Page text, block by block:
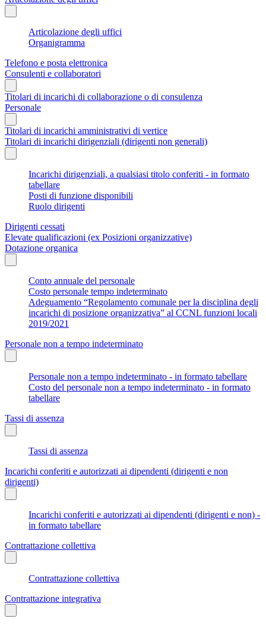
Articolazione degli uffici
Organigramma
Telefono e posta elettronica
Consulenti e collaboratori
Titolari di incarichi di collaborazione o di consulenza
Personale
Titolari di incarichi amministrativi di vertice
Titolari di incarichi dirigenziali (dirigenti non generali)
Incarichi dirigenziali, a qualsiasi titolo conferiti - in formato
tabellare
Posti di funzione disponibili
Ruolo dirigenti
Dirigenti cessati
Elevate qualificazioni (ex Posizioni organizzative)
Dotazione organica
Conto annuale del personale
Costo personale tempo indeterminato
Adeguamento “Regolamento comunale per la disciplina degli
incarichi di posizione organizzativa” al CCNL funzioni locali
2019/2021
Personale non a tempo indeterminato
Personale non a tempo indeterminato - in formato tabellare
Costo del personale non a tempo indeterminato - in formato
tabellare
Tassi di assenza
Tassi di assenza
Incarichi conferiti e autorizzati ai dipendenti (dirigenti e non
dirigenti)
Incarichi conferiti e autorizzati ai dipendenti (dirigenti e non) -
in formato tabellare
Contrattazione collettiva
Contrattazione collettiva
Contrattazione integrativa